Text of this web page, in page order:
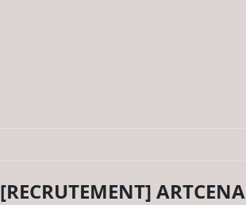
[RECRUTEMENT] ARTCENA